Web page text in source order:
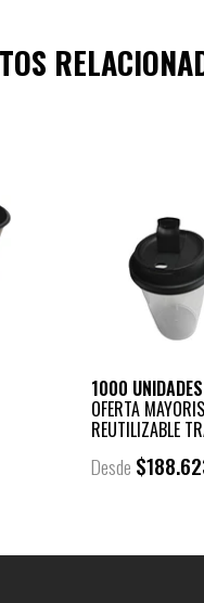
1000 UNIDADES
OFERTA
REUTILIZABLE
Desde